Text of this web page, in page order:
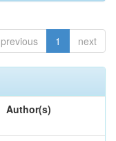
previous 1 next
Author(s)